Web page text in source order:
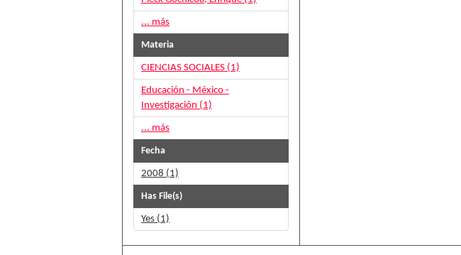
... más
Materia
CIENCIAS SOCIALES (1)
Educación - México -
Investigación (1)
... más
Fecha
2008 (1)
Has File(s)
Yes (1)